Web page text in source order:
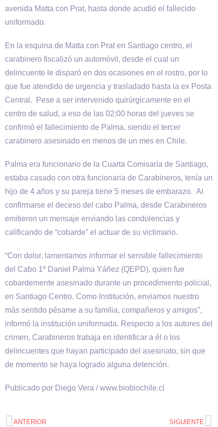
avenida Matta con Prat, hasta donde acudió el fallecido
uniformado.
En la esquina de Matta con Prat en Santiago centro, el
carabinero fiscalizó un automóvil, desde el cual un
delincuente le disparó en dos ocasiones en el rostro, por lo
que fue atendido de urgencia y trasladado hasta la ex Posta
Central. Pese a ser intervenido quirúrgicamente en el
centro de salud, a eso de las 02:00 horas del jueves se
confirmó el fallecimiento de Palma, siendo el tercer
carabinero asesinado en menos de un mes en Chile.
Palma era funcionario de la Cuarta Comisaría de Santiago,
estaba casado con otra funcionaria de Carabineros, tenía un
hijo de 4 años y su pareja tiene 5 meses de embarazo. Al
confirmarse el deceso del cabo Palma, desde Carabineros
emitieron un mensaje enviando las condolencias y
calificando de “cobarde” el actuar de su victimario.
“Con dolor, lamentamos informar el sensible fallecimiento
del Cabo 1º Daniel Palma Yáñez (QEPD), quien fue
cobardemente asesinado durante un procedimiento policial,
en Santiago Centro. Como Institución, enviamos nuestro
más sentido pésame a su familia, compañeros y amigos”,
informó la institución uniformada. Respecto a los autores del
crimen, Carabineros trabaja en identificar a él o los
delincuentes que hayan participado del asesinato, sin que
de momento se haya logrado alguna detención.
Publicado por Diego Vera / www.biobiochile.cl
ANTERIOR SIGUIENTE